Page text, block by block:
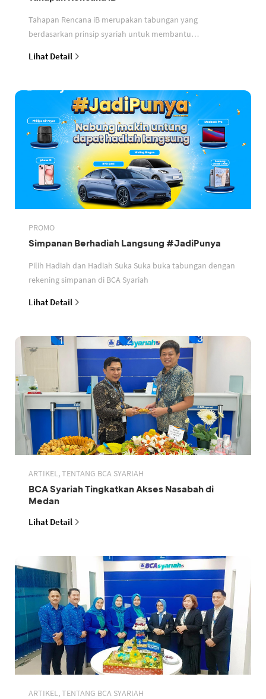
Tahapan Rencana iB merupakan tabungan yang
berdasarkan prinsip syariah untuk membantu
Lihat Detail
PROMO
Simpanan Berhadiah Langsung #JadiPunya
Pilih Hadiah dan Hadiah Suka Suka buka tabungan dengan
rekening simpanan di BCA Syariah
Lihat Detail
ARTIKEL, TENTANG BCA SYARIAH
BCA Syariah Tingkatkan Akses Nasabah di
Medan
Lihat Detail
ARTIKEL, TENTANG BCA SYARIAH